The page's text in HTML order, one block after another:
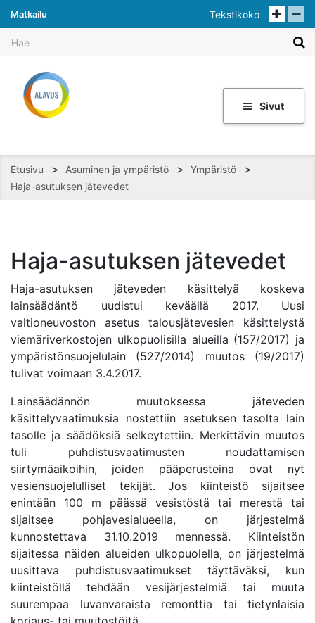
Matkailu Tekstikoko
Sivut
Etusivu > Asuminen ja ympäristö > Ympäristö >
Haja-asutuksen jätevedet
Haja-asutuksen jätevedet
Haja-asutuksen jäteveden käsittelyä koskeva
lainsäädäntö uudistui keväällä 2017. Uusi
valtioneuvoston asetus talousjätevesien käsittelystä
viemäriverkostojen ulkopuolisilla alueilla (157/2017) ja
ympäristönsuojelulain (527/2014) muutos (19/2017)
tulivat voimaan 3.4.2017.
Lainsäädännön muutoksessa jäteveden
käsittelyvaatimuksia nostettiin asetuksen tasolta lain
tasolle ja säädöksiä selkeytettiin. Merkittävin muutos
tuli puhdistusvaatimusten noudattamisen
siirtymäaikoihin, joiden pääperusteina ovat nyt
vesiensuojelulliset tekijät. Jos kiinteistö sijaitsee
enintään 100 m päässä vesistöstä tai merestä tai
sijaitsee pohjavesialueella, on järjestelmä
kunnostettava 31.10.2019 mennessä. Kiinteistön
sijaitessa näiden alueiden ulkopuolella, on järjestelmä
uusittava puhdistusvaatimukset täyttäväksi, kun
kiinteistöllä tehdään vesijärjestelmiä tai muuta
suurempaa luvanvaraista remonttia tai tietynlaisia